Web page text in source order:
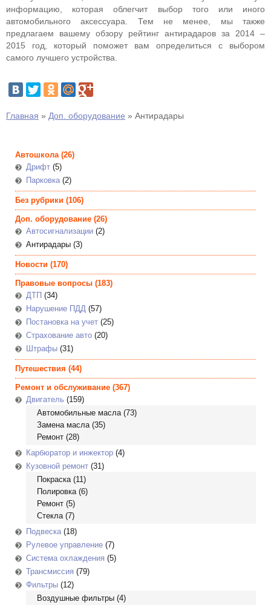
информацию, которая облегчит выбор того или иного
автомобильного аксессуара. Тем не менее, мы также
предлагаем вашему обзору рейтинг антирадаров за 2014 –
2015 год, который поможет вам определиться с выбором
самого лучшего устройства.
Главная » Доп. оборудование » Антирадары
Автошкола(26)
Дрифт (5)
Парковка(2)
Без рубрики (106)
Доп. оборудование (26)
Автосигнализации (2)
Антирадары (3)
Новости (170)
Правовые вопросы (183)
ДТП (34)
Нарушение ПДД (57)
Постановка на учет (25)
Страхование авто (20)
Штрафы (31)
Путешествия (44)
Ремонт и обслуживание (367)
Двигатель (159)
Автомобильные масла(73)
Замена масла(35)
Ремонт (28)
Карбюратор и инжектор (4)
Кузовной ремонт (31)
Покраска(11)
Полировка(6)
Ремонт (5)
Стекла(7)
Подвеска(18)
Рулевое управление (7)
Система охлаждения (5)
Трансмиссия (79)
Фильтры (12)
Воздушные фильтры (4)